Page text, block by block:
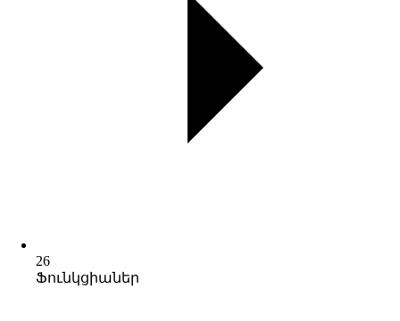
26
Ֆունկցիաներ